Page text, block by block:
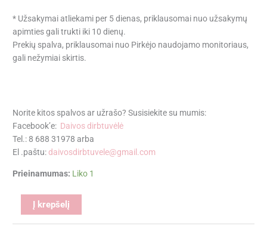
* Užsakymai atliekami per 5 dienas, priklausomai nuo užsakymų
apimties gali trukti iki 10 dienų.
Prekių spalva, priklausomai nuo Pirkėjo naudojamo monitoriaus,
gali nežymiai skirtis.
Norite kitos spalvos ar užrašo? Susisiekite su mumis:
Facebook’e: Daivos dirbtuvėlė
Tel.: 8 688 31978 arba
El .paštu: daivosdirbtuvele@gmail.com
Prieinamumas: Liko 1
Į krepšelį